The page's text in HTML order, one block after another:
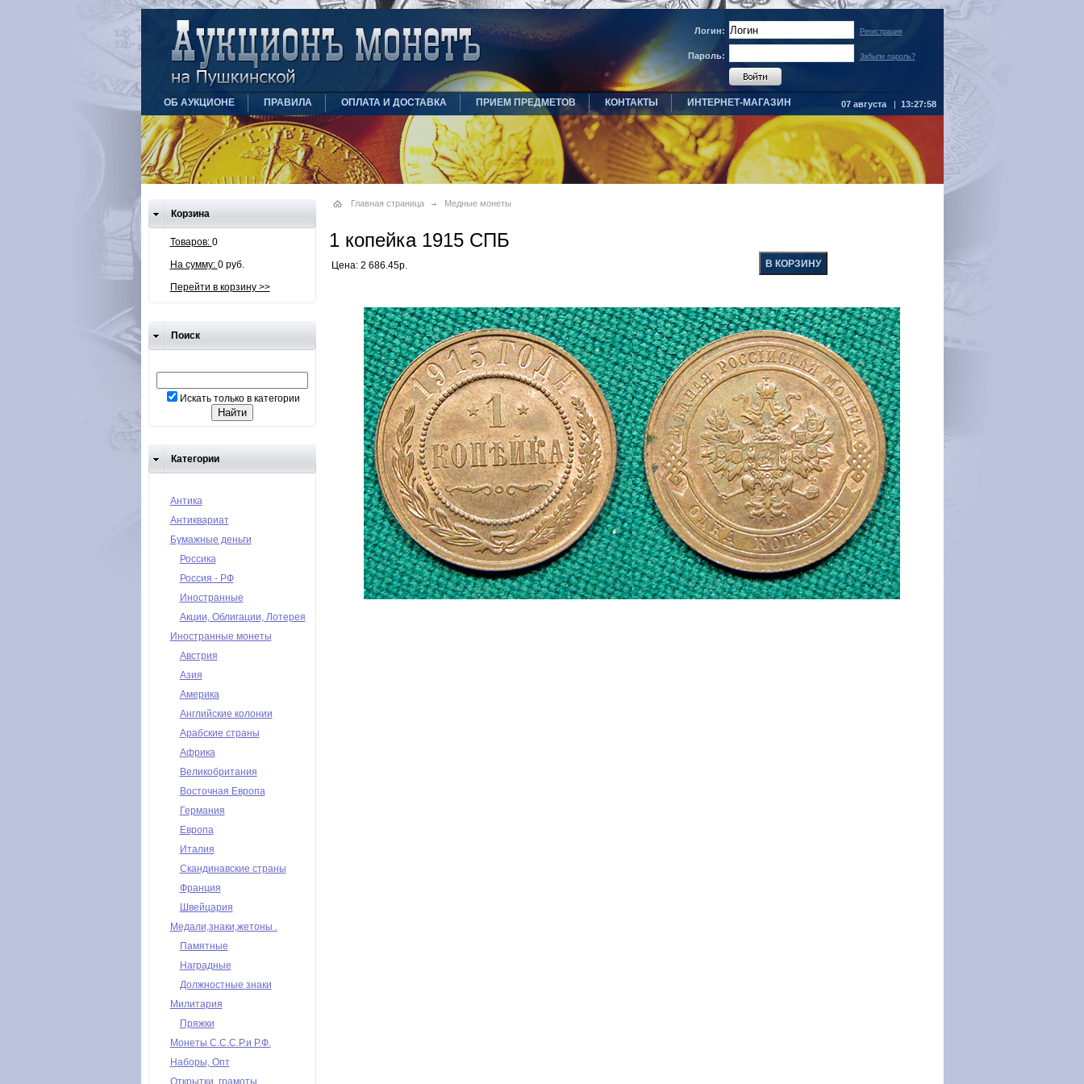
Логин: Регистрация
Пароль: Забыли пароль?
ОБ АУКЦИОНЕ ПРАВИЛА ОПЛАТА И ДОСТАВКА ПРИЕМ ПРЕДМЕТОВ КОНТАКТЫ ИНТЕРНЕТ-МАГАЗИН 07 августа | 13:27:58
Корзина
Товаров: 0
На сумму: 0 руб.
Перейти в корзину >>
Поиск
Искать только в категории
Категории
Антика
Антиквариат
Бумажные деньги
Россика
Россия - РФ
Иностранные
Акции, Облигации, Лотерея
Иностранные монеты
Австрия
Азия
Америка
Английские колонии
Арабские страны
Африка
Великобритания
Восточная Европа
Германия
Европа
Италия
Скандинавские страны
Франция
Швейцария
Медали,знаки,жетоны .
Памятные
Наградные
Должностные знаки
Милитария
Пряжки
Монеты С.С.С.Р.и Р.Ф.
Наборы, Опт
Открытки, грамоты,
Главная страница Медные монеты
1 копейка 1915 СПБ
Цена: 2 686.45р.